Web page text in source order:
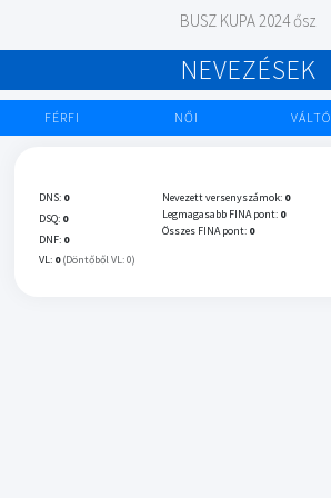
BUSZ KUPA 2024 ősz
NEVEZÉSEK
FÉRFI NŐI VÁLTÓ
DNS: 0
DSQ: 0
DNF: 0
VL: 0 (Döntőből VL: 0)
Nevezett versenyszámok: 0
Legmagasabb FINA pont: 0
Összes FINA pont: 0